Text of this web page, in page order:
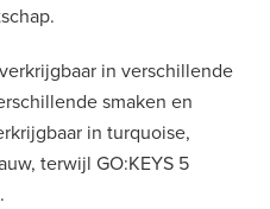
in verschillende
smaken en
in turquoise,
terwijl GO:KEYS 5